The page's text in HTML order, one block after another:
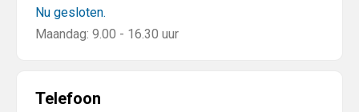
Nu gesloten.
Maandag: 9.00 - 16.30 uur
Telefoon